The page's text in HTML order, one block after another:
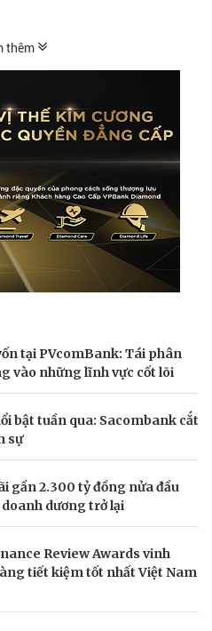
Audi trong kỷ nguyên
thêm
tại PVcomBank: Tái phân
vào những lĩnh vực cốt lõi
bật tuần qua: Sacombank cắt
sự
gần 2.300 tỷ đồng nửa đầu
dương trở lại
Review Awards vinh
tiết kiệm tốt nhất Việt Nam